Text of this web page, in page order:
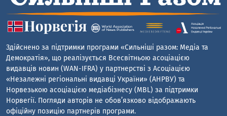
Здійснено за підтримки програми «Сильніші разом: Медіа та
Демократія», що реалізується Всесвітньою асоціацією
видавців новин (WAN-IFRA) у партнерстві з Асоціацією
«Незалежні регіональні видавці України» (АНРВУ) та
Норвезькою асоціацією медіабізнесу (MBL) за підтримки
Норвегії. Погляди авторів не обов’язково відображають
офіційну позицію партнерів програми.